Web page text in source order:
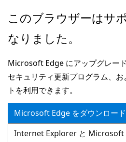
メ
ン
ン
テ
ン
ツ
に
ス
ペ
ジ
ナ
ビ
ゲ
ー
シ
ョ
このブラウザーはサ
なりました。
Microsoft Edge にアップグレー
セキュリティ更新プログラム、
トを利用できます。
Microsoft Edge をダウンロー
Internet Explorer と Microsoft